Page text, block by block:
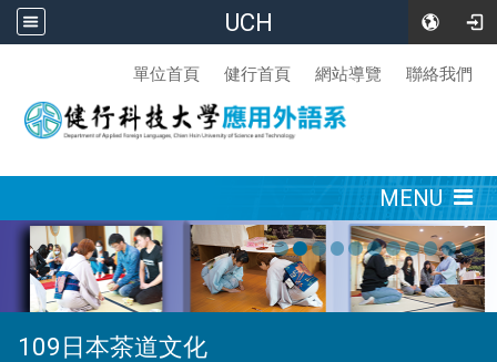
UCH
單位首頁 健行首頁 網站導覽 聯絡我們
MENU
109日本茶道文化